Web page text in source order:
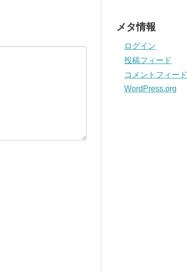
メタ情報
ログイン
投稿フィード
コメントフィード
WordPress.org